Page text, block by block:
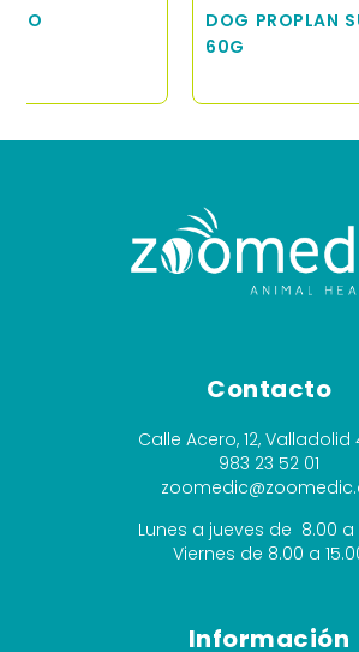
DOG PROPLAN SUPLEMENTO
Contacto
Calle Acero, 12, Valladolid
983 23 52 01
Lunes a jueves de 8.00 a
Viernes de 8.00 a
Información